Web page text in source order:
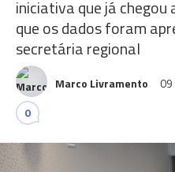
iniciativa que já chegou
que os dados foram
secretária regional
Marco Livramento
0